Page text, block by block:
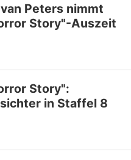
Peters nimmt
Story"-Auszeit
Story":
in Staffel 8